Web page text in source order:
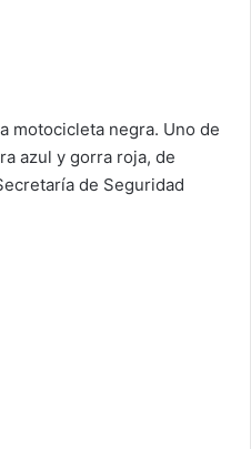
motocicleta negra. Uno de
azul y gorra roja, de
de Seguridad